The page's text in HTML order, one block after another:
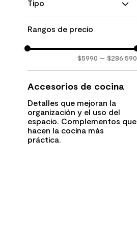
Q40
Espejado
Mate
Natural
Madera
Tipo
Dispensador de Jabón
Rangos de precio
$5990 – $286.590
Accesorios de cocina
Detalles que mejoran la
organización y el uso del
espacio. Complementos que
hacen la cocina más
práctica.